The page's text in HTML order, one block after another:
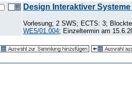
Design Interaktiver
Vorlesung; 2 SWS; ECTS: 3;
WE5/01.004; Einzeltermin am